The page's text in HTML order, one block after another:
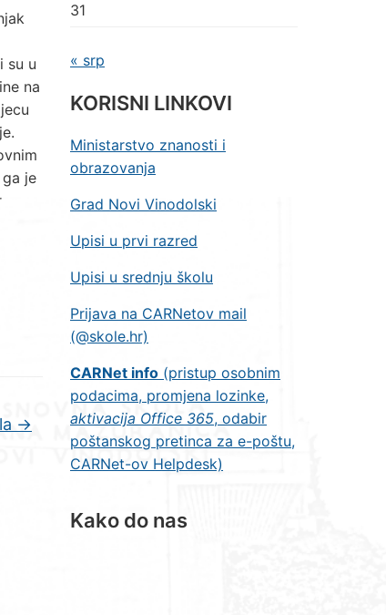
su u
na
je
→
31
« srp
KORISNI LINKOVI
Ministarstvo znanosti i
obrazovanja
Grad Novi Vinodolski
Upisi u prvi razred
Upisi u srednju školu
Prijava na CARNetov mail
(@skole.hr)
CARNet info (pristup osobnim
podacima, promjena lozinke,
aktivacija Office 365, odabir
poštanskog pretinca za e-poštu,
CARNet-ov Helpdesk)
Kako do nas